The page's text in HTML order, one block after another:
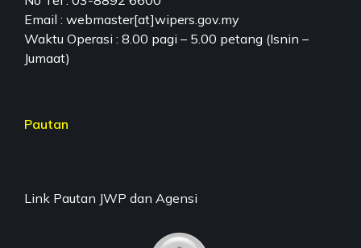
Email : webmaster[at]wipers.gov.my
Waktu Operasi : 8.00 pagi – 5.00 petang (Isnin –
Jumaat)
Pautan
Link Pautan JWP dan Agensi